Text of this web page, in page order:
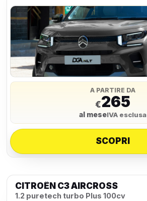
A PARTIRE DA
€265
al meseIVA esclusa
SCOPRI
CITROËN C3 AIRCROSS
1.2 puretech turbo Plus 100cv